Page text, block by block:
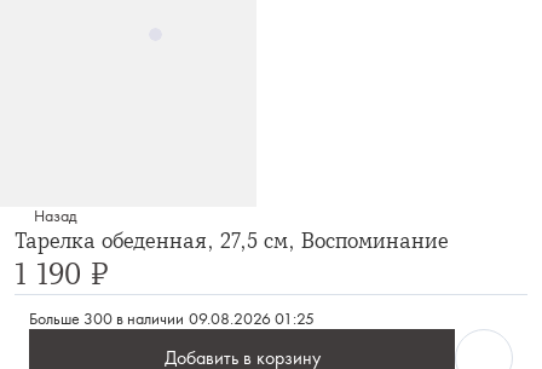
Назад
Тарелка обеденная, 27,5 см, Воспоминание
1 190 ₽
Больше 300 в наличии 09.08.2026 01:25
Добавить в корзину